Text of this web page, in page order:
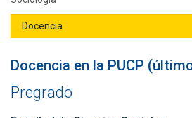
Docencia en la PUCP
Pregrado